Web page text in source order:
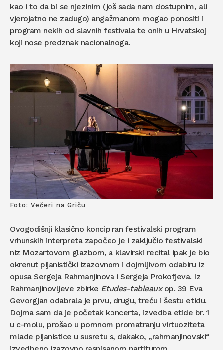
kao i to da bi se njezinim (još sada nam dostupnim, ali
vjerojatno ne zadugo) angažmanom mogao ponositi i
program nekih od slavnih festivala te onih u Hrvatskoj
koji nose predznak nacionalnoga.
Foto: Večeri na Griču
Ovogodišnji klasično koncipiran festivalski program
vrhunskih interpreta započeo je i zaključio festivalski
niz Mozartovom glazbom, a klavirski recital ipak je bio
okrenut pijanistički izazovnom i dojmljivom odabiru iz
opusa Sergeja Rahmanjinova i Sergeja Prokofjeva. Iz
Rahmanjinovljeve zbirke Etudes-tableauxop. 39 Eva
Gevorgjan odabrala je prvu, drugu, treću i šestu etidu.
Dojma sam da je početak koncerta, izvedba etide br. 1
u c-molu, prošao u pomnom promatranju virtuoziteta
mlade pijanistice u susretu s, dakako, „rahmanjinovski“
izvedbeno izazovno raspisanom partiturom.